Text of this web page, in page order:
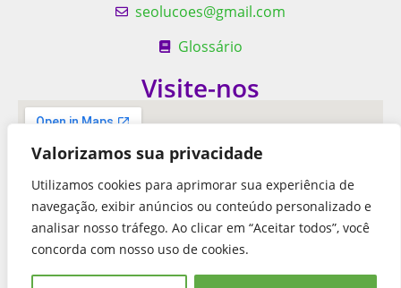
Valorizamos sua privacidade
Utilizamos cookies para aprimorar sua experiência de
navegação, exibir anúncios ou conteúdo personalizado e
analisar nosso tráfego. Ao clicar em “Aceitar todos”, você
concorda com nosso uso de cookies.
seolucoes@gmail.com
Glossário
Visite-nos